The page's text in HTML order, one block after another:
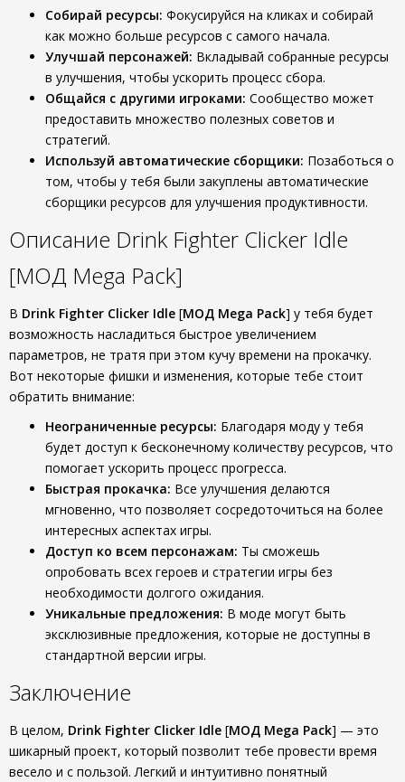
Собирай ресурсы: Фокусируйся на кликах и собирай
как можно больше ресурсов с самого начала.
Улучшай персонажей: Вкладывай собранные ресурсы
в улучшения, чтобы ускорить процесс сбора.
Общайся с другими игроками: Сообщество может
предоставить множество полезных советов и
стратегий.
Используй автоматические сборщики: Позаботься о
том, чтобы у тебя были закуплены автоматические
сборщики ресурсов для улучшения продуктивности.
Описание Drink Fighter Clicker Idle
[МОД Mega Pack]
В Drink Fighter Clicker Idle [МОД Mega Pack] у тебя будет
возможность насладиться быстрое увеличением
параметров, не тратя при этом кучу времени на прокачку.
Вот некоторые фишки и изменения, которые тебе стоит
обратить внимание:
Неограниченные ресурсы: Благодаря моду у тебя
будет доступ к бесконечному количеству ресурсов, что
помогает ускорить процесс прогресса.
Быстрая прокачка: Все улучшения делаются
мгновенно, что позволяет сосредоточиться на более
интересных аспектах игры.
Доступ ко всем персонажам: Ты сможешь
опробовать всех героев и стратегии игры без
необходимости долгого ожидания.
Уникальные предложения: В моде могут быть
эксклюзивные предложения, которые не доступны в
стандартной версии игры.
Заключение
В целом, Drink Fighter Clicker Idle [МОД Mega Pack] — это
шикарный проект, который позволит тебе провести время
весело и с пользой. Легкий и интуитивно понятный